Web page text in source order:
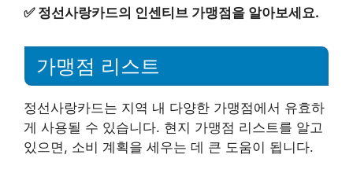
✅ 정선사랑카드의 인센티브 가맹점을 알아보세요.
가맹점 리스트
정선사랑카드는 지역 내 다양한 가맹점에서 유효하
게 사용될 수 있습니다. 현지 가맹점 리스트를 알고
있으면, 소비 계획을 세우는 데 큰 도움이 됩니다.